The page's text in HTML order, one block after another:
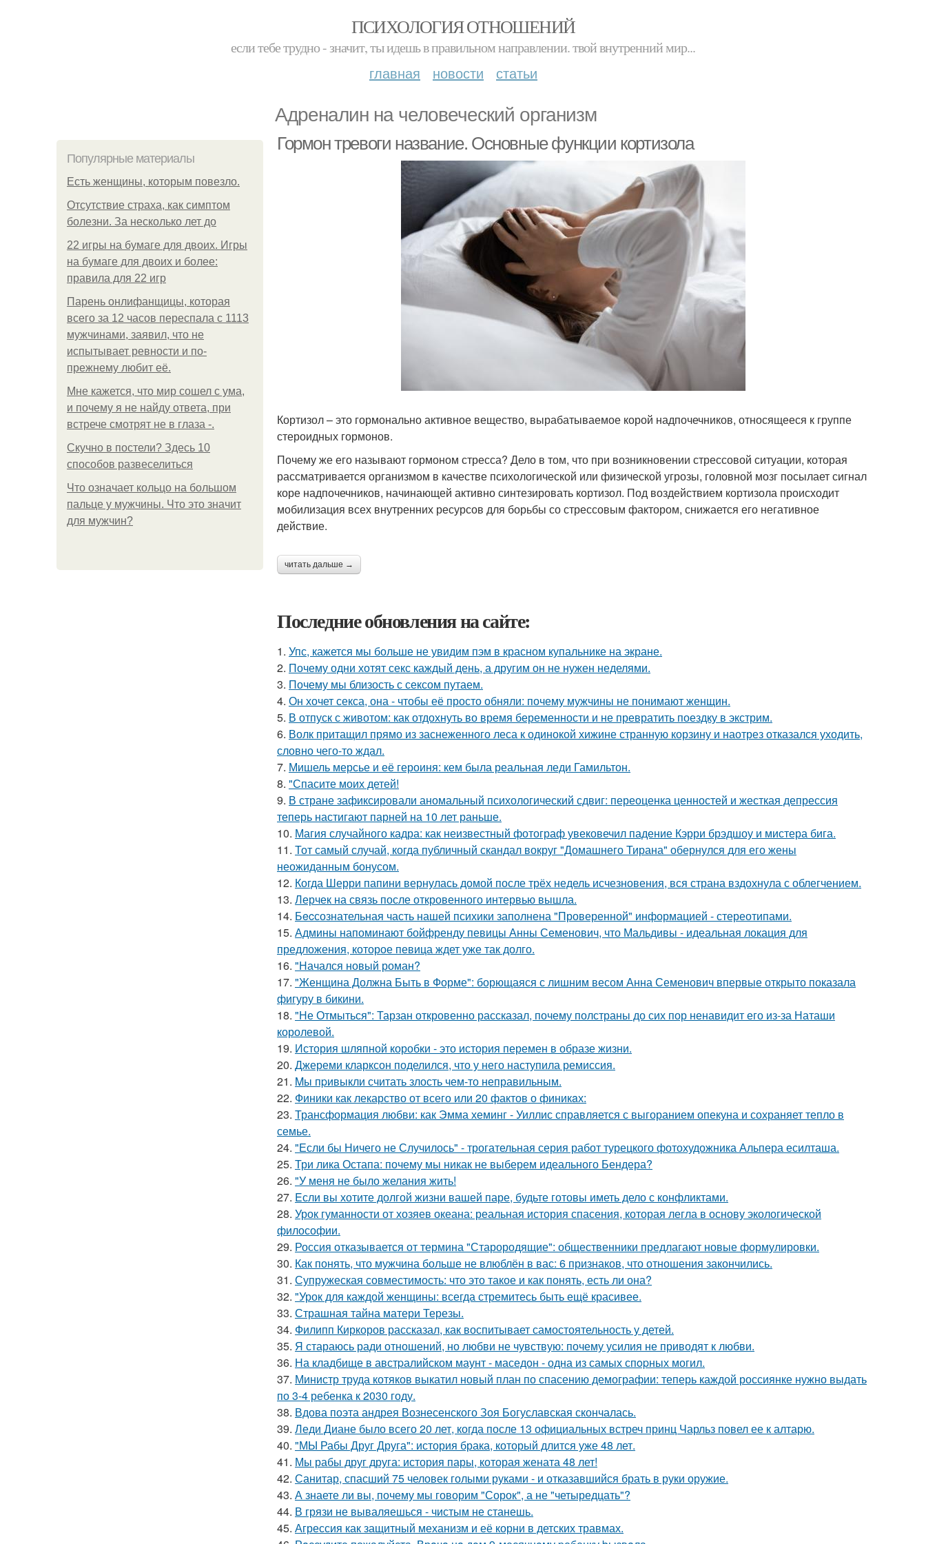
ПСИХОЛОГИЯ ОТНОШЕНИЙ
если тебе трудно - значит, ты идешь в правильном направлении. твой внутренний мир...
главная новости статьи
Адреналин на человеческий организм
Популярные материалы
Есть женщины, которым повезло.
Отсутствие страха, как симптом
болезни. За несколько лет до
22 игры на бумаге для двоих. Игры
на бумаге для двоих и более:
правила для 22 игр
Парень онлифанщицы, которая
всего за 12 часов переспала с 1113
мужчинами, заявил, что не
испытывает ревности и по-
прежнему любит её.
Мне кажется, что мир сошел с ума,
и почему я не найду ответа, при
встрече смотрят не в глаза -.
Скучно в постели? Здесь 10
способов развеселиться
Что означает кольцо на большом
пальце у мужчины. Что это значит
для мужчин?
Гормон тревоги название. Основные функции кортизола
Кортизол – это гормонально активное вещество, вырабатываемое корой надпочечников, относящееся к группе
стероидных гормонов.
Почему же его называют гормоном стресса? Дело в том, что при возникновении стрессовой ситуации, которая
рассматривается организмом в качестве психологической или физической угрозы, головной мозг посылает сигнал
коре надпочечников, начинающей активно синтезировать кортизол. Под воздействием кортизола происходит
мобилизация всех внутренних ресурсов для борьбы со стрессовым фактором, снижается его негативное
действие.
читать дальше →
Последние обновления на сайте:
1. Упс, кажется мы больше не увидим пэм в красном купальнике на экране.
2. Почему одни хотят секс каждый день, а другим он не нужен неделями.
3. Почему мы близость с сексом путаем.
4. Он хочет секса, она - чтобы её просто обняли: почему мужчины не понимают женщин.
5. В отпуск с животом: как отдохнуть во время беременности и не превратить поездку в экстрим.
6. Волк притащил прямо из заснеженного леса к одинокой хижине странную корзину и наотрез отказался уходить,
словно чего-то ждал.
7. Мишель мерсье и её героиня: кем была реальная леди Гамильтон.
8. "Спасите моих детей!
9. В стране зафиксировали аномальный психологический сдвиг: переоценка ценностей и жесткая депрессия
теперь настигают парней на 10 лет раньше.
10. Магия случайного кадра: как неизвестный фотограф увековечил падение Кэрри брэдшоу и мистера бига.
11. Тот самый случай, когда публичный скандал вокруг "Домашнего Тирана" обернулся для его жены
неожиданным бонусом.
12. Когда Шерри папини вернулась домой после трёх недель исчезновения, вся страна вздохнула с облегчением.
13. Лерчек на связь после откровенного интервью вышла.
14. Бecсознательная часть нашей психики заполнена "Проверенной" информацией - стереотипами.
15. Админы напоминают бойфренду певицы Анны Семенович, что Мальдивы - идеальная локация для
предложения, которое певица ждет уже так долго.
16. "Начался новый роман?
17. "Женщина Должна Быть в Форме": борющаяся с лишним весом Анна Семенович впервые открыто показала
фигуру в бикини.
18. "Не Отмыться": Тарзан откровенно рассказал, почему полстраны до сих пор ненавидит его из-за Наташи
королевой.
19. История шляпной коробки - это история перемен в образе жизни.
20. Джереми кларксон поделился, что у него наступила ремиссия.
21. Mы пpивыкли считать злость чем-то неправильным.
22. Финики как лекарство от всего или 20 фактов о финикaх:
23. Трансформация любви: как Эмма хеминг - Уиллис справляется с выгоранием опекуна и сохраняет тепло в
семье.
24. "Если бы Ничего не Случилось" - трогательная серия работ турецкого фотохудожника Альпера есилташа.
25. Три лика Остапа: почему мы никак не выберем идеального Бендера?
26. "У меня не было желания жить!
27. Eсли вы хотите долгой жизни вашей паре, будьте готовы иметь дело с конфликтами.
28. Урок гуманности от хозяев океана: реальная история спасения, которая легла в основу экологической
философии.
29. Россия отказывается от термина "Старородящие": общественники предлагают новые формулировки.
30. Как понять, что мужчина больше не влюблён в вас: 6 признаков, что отношения закончились.
31. Супружеская совместимость: что это такое и как понять, есть ли она?
32. "Урок для каждой женщины: всегда стремитесь быть ещё красивее.
33. Страшная тайна матери Терезы.
34. Филипп Киркоров рассказал, как воспитывает самостоятельность у детей.
35. Я стараюсь ради отношений, но любви не чувствую: почему усилия не приводят к любви.
36. На кладбище в австpалийском маунт - маседон - одна из самых спopных могил.
37. Министр труда котяков выкатил новый план по спасению демографии: теперь каждой россиянке нужно выдать
по 3-4 ребенка к 2030 году.
38. Вдова поэта андрея Вознесенского Зоя Богуславская скончалась.
39. Леди Диане было всего 20 лет, когда после 13 официальных встреч принц Чарльз повел ее к алтарю.
40. "МЫ Рабы Друг Друга": история брака, который длится уже 48 лет.
41. Мы рабы друг друга: история пары, которая жената 48 лет!
42. Санитар, спасший 75 человек голыми руками - и отказавшийся брать в руки оружие.
43. А знаете ли вы, почему мы говорим "Сорок", а не "четыредцать"?
44. В грязи не вываляешься - чистым не станешь.
45. Агрессия как защитный механизм и её корни в детских травмах.